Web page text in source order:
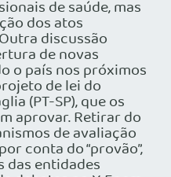
de saúde, mas
dos atos
discussão
de novas
o país nos próximos
de lei do
(PT-SP), que os
aprovar. Retirar do
de avaliação
conta do “provão”,
das entidades